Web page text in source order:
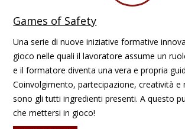
Games of Safety
Una serie di nuove iniziative formative
gioco nelle quali il lavoratore assume un
e il formatore diventa una vera e propria
Coinvolgimento, partecipazione, creatività e
sono gli tutti ingredienti presenti. A questo
che mettersi in gioco!